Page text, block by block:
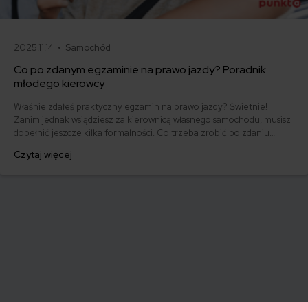
2025.11.14 • Samochód
Co po zdanym egzaminie na prawo jazdy? Poradnik
młodego kierowcy
Właśnie zdałeś praktyczny egzamin na prawo jazdy? Świetnie!
Zanim jednak wsiądziesz za kierownicą własnego samochodu, musisz
dopełnić jeszcze kilka formalności. Co trzeba zrobić po zdaniu
którym szybko załatwisz sprawy urzędowe i będziesz mógł prowadzić
Czytaj więcej